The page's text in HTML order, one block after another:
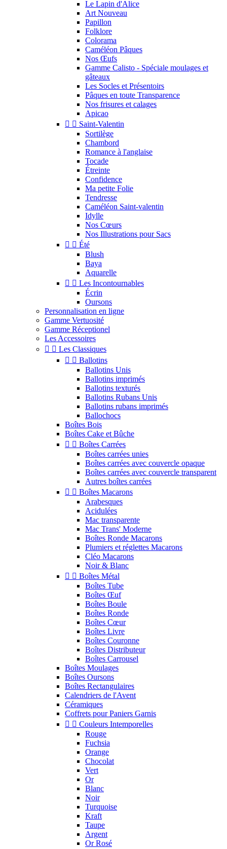
Le Lapin d'Alice
Art Nouveau
Papillon
Folklore
Colorama
Caméléon Pâques
Nos Œufs
Gamme Calisto - Spéciale moulages et
gâteaux
Les Socles et Présentoirs
Pâques en toute Transparence
Nos frisures et calages
Apicao
  Saint-Valentin
Sortilège
Chambord
Romance à l'anglaise
Tocade
Étreinte
Confidence
Ma petite Folie
Tendresse
Caméléon Saint-valentin
Idylle
Nos Cœurs
Nos Illustrations pour Sacs
  Été
Blush
Baya
Aquarelle
  Les Incontournables
Écrin
Oursons
Personnalisation en ligne
Gamme Vertuosité
Gamme Réceptionel
Les Accessoires
  Les Classiques
  Ballotins
Ballotins Unis
Ballotins imprimés
Ballotins texturés
Ballotins Rubans Unis
Ballotins rubans imprimés
Ballochocs
Boîtes Bois
Boîtes Cake et Bûche
  Boîtes Carrées
Boîtes carrées unies
Boîtes carrées avec couvercle opaque
Boîtes carrées avec couvercle transparent
Autres boîtes carrées
  Boîtes Macarons
Arabesques
Acidulées
Mac transparente
Mac Trans' Moderne
Boîtes Ronde Macarons
Plumiers et réglettes Macarons
Cléo Macarons
Noir & Blanc
  Boîtes Métal
Boîtes Tube
Boîtes Œuf
Boîtes Boule
Boîtes Ronde
Boîtes Cœur
Boîtes Livre
Boîtes Couronne
Boîtes Distributeur
Boîtes Carrousel
Boîtes Moulages
Boîtes Oursons
Boîtes Rectangulaires
Calendriers de l'Avent
Céramiques
Coffrets pour Paniers Garnis
  Couleurs Intemporelles
Rouge
Fuchsia
Orange
Chocolat
Vert
Or
Blanc
Noir
Turquoise
Kraft
Taupe
Argent
Or Rosé